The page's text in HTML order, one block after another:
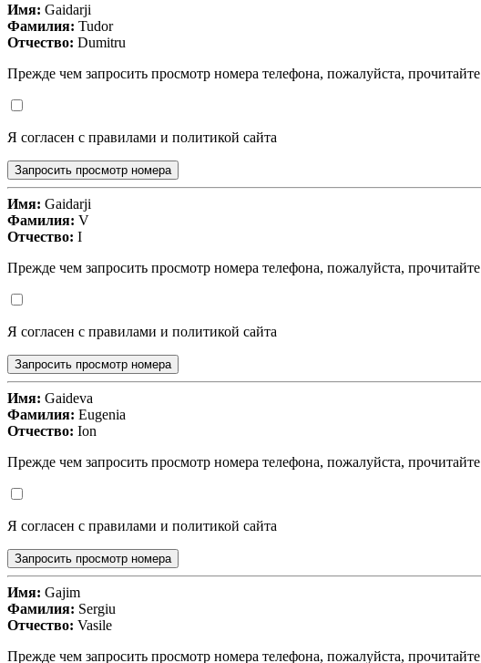
Имя: Gaidarji
Фамилия: Tudor
Отчество: Dumitru
Прежде чем запросить просмотр номера телефона, пожалуйста, прочитайте
Я согласен с правилами и политикой сайта
Запросить просмотр номера
Имя: Gaidarji
Фамилия: V
Отчество: I
Прежде чем запросить просмотр номера телефона, пожалуйста, прочитайте
Я согласен с правилами и политикой сайта
Запросить просмотр номера
Имя: Gaideva
Фамилия: Eugenia
Отчество: Ion
Прежде чем запросить просмотр номера телефона, пожалуйста, прочитайте
Я согласен с правилами и политикой сайта
Запросить просмотр номера
Имя: Gajim
Фамилия: Sergiu
Отчество: Vasile
Прежде чем запросить просмотр номера телефона, пожалуйста, прочитайте